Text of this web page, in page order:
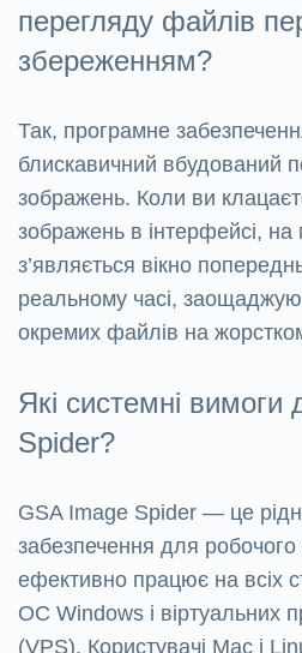
перегляду файлів
збереженням?
Так, програмне
блискавичний вбудований
зображень. Коли ви
зображень в інтерфейсі, на
з’являється вікно
реальному часі,
окремих файлів на
Які системні
Spider?
GSA Image Spider — це
забезпечення для
ефективно працює на всіх
ОС Windows і віртуальних
(VPS). Користувачі Mac і